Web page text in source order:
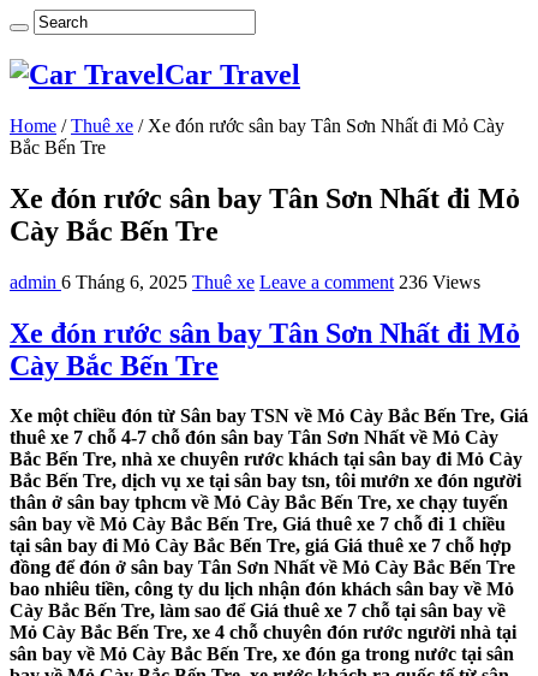
Car Travel
Home / Thuê xe / Xe đón rước sân bay Tân Sơn Nhất đi Mỏ Cày
Bắc Bến Tre
Xe đón rước sân bay Tân Sơn Nhất đi Mỏ
Cày Bắc Bến Tre
admin 6 Tháng 6, 2025 Thuê xe Leave a comment 236 Views
Xe đón rước sân bay Tân Sơn Nhất đi Mỏ
Cày Bắc Bến Tre
Xe một chiều đón từ Sân bay TSN về Mỏ Cày Bắc Bến Tre, Giá
thuê xe 7 chỗ 4-7 chỗ đón sân bay Tân Sơn Nhất về Mỏ Cày
Bắc Bến Tre, nhà xe chuyên rước khách tại sân bay đi Mỏ Cày
Bắc Bến Tre, dịch vụ xe tại sân bay tsn, tôi mướn xe đón người
thân ở sân bay tphcm về Mỏ Cày Bắc Bến Tre, xe chạy tuyến
sân bay về Mỏ Cày Bắc Bến Tre, Giá thuê xe 7 chỗ đi 1 chiều
tại sân bay đi Mỏ Cày Bắc Bến Tre, giá Giá thuê xe 7 chỗ hợp
đồng để đón ở sân bay Tân Sơn Nhất về Mỏ Cày Bắc Bến Tre
bao nhiêu tiền, công ty du lịch nhận đón khách sân bay về Mỏ
Cày Bắc Bến Tre, làm sao để Giá thuê xe 7 chỗ tại sân bay về
Mỏ Cày Bắc Bến Tre, xe 4 chỗ chuyên đón rước người nhà tại
sân bay về Mỏ Cày Bắc Bến Tre, xe đón ga trong nước tại sân